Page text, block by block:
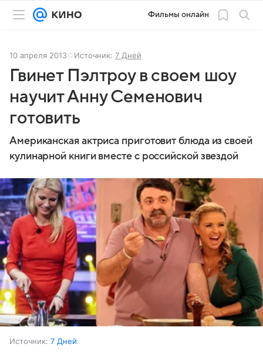
Фильмы онлайн
10 апреля 2013 Источник: 7 Дней
Гвинет Пэлтроу в своем шоу
научит Анну Семенович
готовить
Американская актриса приготовит блюда из своей
кулинарной книги вместе с российской звездой
Источник: 7 Дней